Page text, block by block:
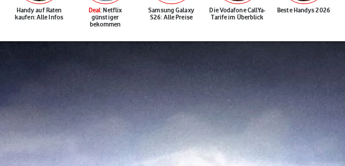
Handy auf Raten
kaufen: Alle Infos
Deal: Netflix
günstiger
bekommen
Samsung Galaxy
S26: Alle Preise
Die Vodafone CallYa-
Tarife im Überblick
Beste Handys 2026